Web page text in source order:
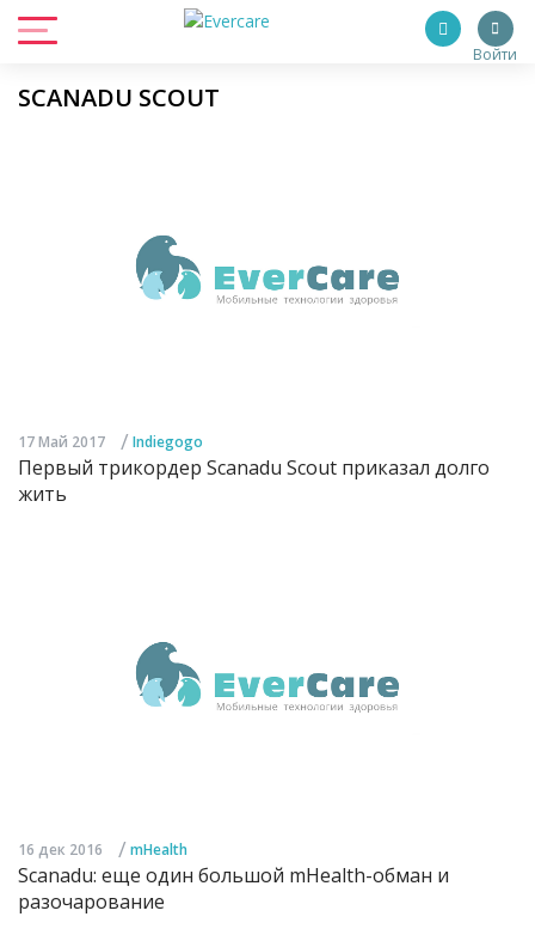
Войти
SCANADU SCOUT
17 Май 2017 / Indiegogo
Первый трикордер Scanadu Scout приказал долго
жить
16 дек 2016 / mHealth
Scanadu: еще один большой mHealth-обман и
разочарование